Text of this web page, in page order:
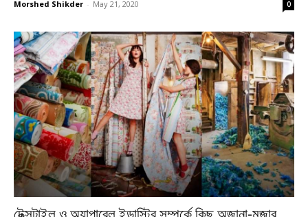
Morshed Shikder - May 21, 2020 0